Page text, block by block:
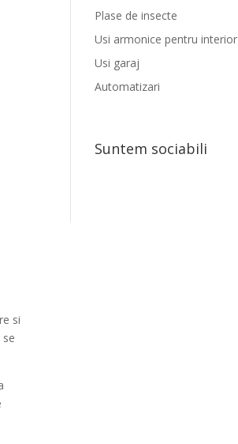
si
Plase de insecte
Usi armonice pentru interior
Usi garaj
Automatizari
Suntem sociabili